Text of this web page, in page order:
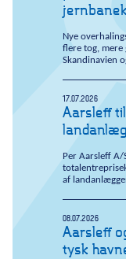
Nye
flere tog, mere
Skandinavien
17.07.2026
Aarsleff
Per Aarsleff
af
08.07.2026
Aarsleff
tysk